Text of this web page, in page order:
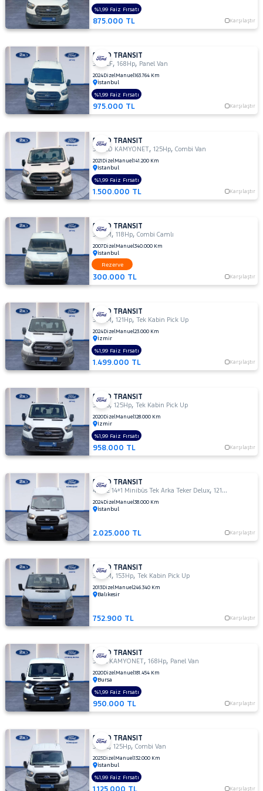
300
S
TD
330
M
330
S
330 S
KAMYONET
KAMYONET
350
E
350
ED
350
350
L
350 L
DURATORQ
ÇİFT KABİN
350
M
350
M
ÇİFT
KAMYONET
350
M
VAN
2.2
350
MF
VAN
350ED
KAMYONET
KAMYONET
410 L
MINIBUS
14+1 135
DELUX
410 L VAN
VAN
YÜKSEK
TAVAN
430 ED
EKSTRA
ÇIFT
ARKA
TEKER
440 E
875.000 TL Karşılaştır
%1,99 Faiz Fırsatı
FORD TRANSIT
350 LF,168Hp, Panel Van
2024DizelManuel163.764 Km
İstanbul
975.000 TL Karşılaştır
%1,99 Faiz Fırsatı
FORD TRANSIT
350ED KAMYONET,125Hp,Combi Van
2021 DizelManuel141.200 Km
İstanbul
1.500.000 TL Karşılaştır
%1,99 Faiz Fırsatı
FORD TRANSIT
330 M ,118Hp,Combi Camlı
2007DizelManuel340.000 Km
İstanbul
300.000 TL Karşılaştır
Rezerve
FORD TRANSIT
350 M ,121Hp,Tek Kabin Pick Up
2024DizelManuel23.000 Km
İzmir
1.499.000 TL Karşılaştır
%1,99 Faiz Fırsatı
FORD TRANSIT
330 S,125Hp,Tek Kabin Pick Up
2020DizelManuel128.000 Km
İzmir
958.000 TL Karşılaştır
%1,99 Faiz Fırsatı
FORD TRANSIT
440 E 14+1 Minibüs Tek Arka Teker Delux,121Hp
2024DizelManuel38.000 Km
İstanbul
2.025.000 TL Karşılaştır
FORD TRANSIT
350 M ,153Hp,Tek Kabin Pick Up
2013DizelManuel246.340 Km
Balıkesir
752.900 TL Karşılaştır
FORD TRANSIT
350L KAMYONET,168Hp, Panel Van
2020DizelManuel181.454 Km
Bursa
950.000 TL Karşılaştır
%1,99 Faiz Fırsatı
FORD TRANSIT
350 L,125Hp,Combi Van
2023DizelManuel132.000 Km
İstanbul
Karşılaştır
%1,99 Faiz Fırsatı